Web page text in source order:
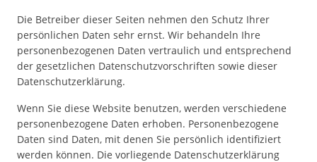
Die Betreiber dieser Seiten nehmen den Schutz Ihrer
persönlichen Daten sehr ernst. Wir behandeln Ihre
personenbezogenen Daten vertraulich und entsprechend
der gesetzlichen Datenschutzvorschriften sowie dieser
Datenschutzerklärung.
Wenn Sie diese Website benutzen, werden verschiedene
personenbezogene Daten erhoben. Personenbezogene
Daten sind Daten, mit denen Sie persönlich identifiziert
werden können. Die vorliegende Datenschutzerklärung